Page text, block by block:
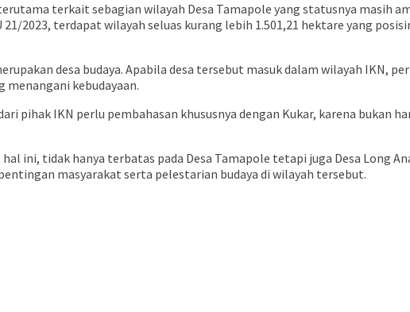
terkait sebagian wilayah Desa Tamapole yang statusnya masih
2023, terdapat wilayah seluas kurang lebih 1.501,21 hektare yang
desa budaya. Apabila desa tersebut masuk dalam wilayah IKN,
menangani kebudayaan.
pihak IKN perlu pembahasan khususnya dengan Kukar, karena bukan
ini, tidak hanya terbatas pada Desa Tamapole tetapi juga Desa Long
masyarakat serta pelestarian budaya di wilayah tersebut.